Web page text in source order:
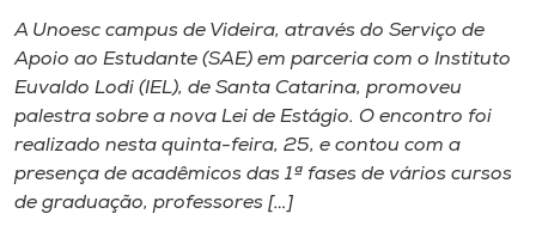
Portal de Ensino
A
Unoesc
Internacionalização
A Unoesc campus de Videira, através do Serviço de
Apoio ao Estudante (SAE) em parceria com o Instituto
Euvaldo Lodi (IEL), de Santa Catarina, promoveu
palestra sobre a nova Lei de Estágio. O encontro foi
realizado nesta quinta-feira, 25, e contou com a
presença de acadêmicos das 1ª fases de vários cursos
de graduação, professores […]